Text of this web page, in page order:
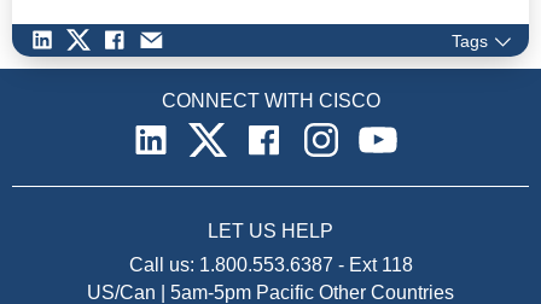
Tags
CONNECT WITH CISCO
LET US HELP
Call us: 1.800.553.6387 - Ext 118
US/Can | 5am-5pm Pacific Other Countries